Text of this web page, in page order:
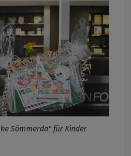
Sömmerda" für Kinder